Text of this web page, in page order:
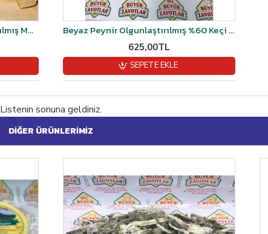
1 Yıllık Şirden Mayalı Olgunlaştırılmış Malakan Kaşar Peyniri 1 kg vakumlu Beyaz Peynir Olgunlaştırılmış %60 Keçi %20 Koyun % 20 Manda sütü- Şirden Mayalı (Orta Sert) 1 kg Vakumlu
625,00TL
SEPETE EKLE
Listenin sonuna geldiniz.
DIĞER ÜRÜNLERIMIZ